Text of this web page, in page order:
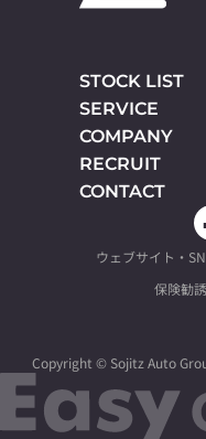
STOCK LIST
SERVICE
COMPANY
RECRUIT
CONTACT
ウェブサイト・
保険勧
Copyright © Sojitz Auto